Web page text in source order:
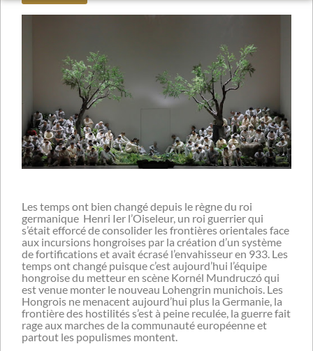
Les temps ont bien changé depuis le règne du roi
germanique Henri Ier l’Oiseleur, un roi guerrier qui
s’était efforcé de consolider les frontières orientales face
aux incursions hongroises par la création d’un système
de fortifications et avait écrasé l’envahisseur en 933. Les
temps ont changé puisque c’est aujourd’hui l’équipe
hongroise du metteur en scène Kornél Mundruczó qui
est venue monter le nouveau Lohengrin munichois. Les
Hongrois ne menacent aujourd’hui plus la Germanie, la
frontière des hostilités s’est à peine reculée, la guerre fait
rage aux marches de la communauté européenne et
partout les populismes montent.